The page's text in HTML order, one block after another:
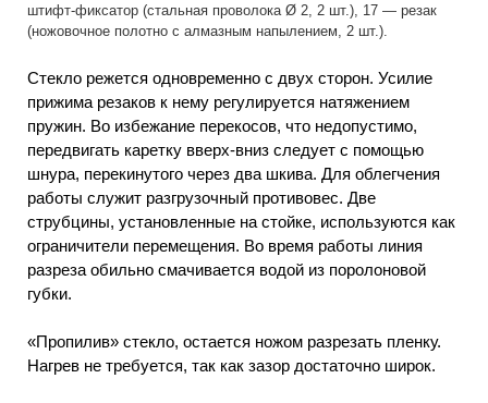
штифт-фиксатор (стальная проволока Ø 2, 2 шт.), 17 — резак
(ножовочное полотно с алмазным напылением, 2 шт.).
Стекло режется одновременно с двух сторон. Усилие
прижима резаков к нему регулируется натяжением
пружин. Во избежание перекосов, что недопустимо,
передвигать каретку вверх-вниз следует с помощью
шнура, перекинутого через два шкива. Для облегчения
работы служит разгрузочный противовес. Две
струбцины, установленные на стойке, используются как
ограничители перемещения. Во время работы линия
разреза обильно смачивается водой из поролоновой
губки.
«Пропилив» стекло, остается ножом разрезать пленку.
Нагрев не требуется, так как зазор достаточно широк.